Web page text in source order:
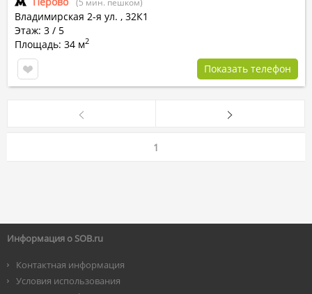
(5 мин. пешком)
Владимирская 2-я ул. , 32К1
Этаж: 3 / 5
Площадь: 34 м2
Показать телефон
1
Информация о SOB.ru
Контактная информация
Условия использования